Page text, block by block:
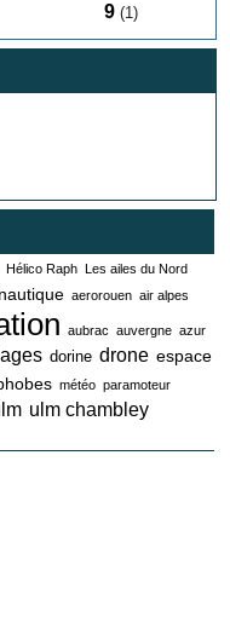
9 (1)
Hélico Raph Les ailes du Nord
aerorouen air alpes
aubrac auvergne azur
dorine drone espace
météo paramoteur
ulm chambley